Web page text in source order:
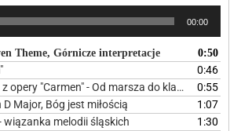
00:00
Theme, Górnicze interpretacje 0:50
0:46
3. Aria Torreadora z opery "Carmen" - Od marsza do klasyki
0:55
Major, Bóg jest miłością
1:07
wiązanka melodii śląskich
1:30